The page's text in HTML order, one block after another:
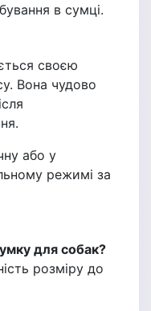
в сумці.
своєю
Вона чудово
або у
режимі за
для собак?
розміру до